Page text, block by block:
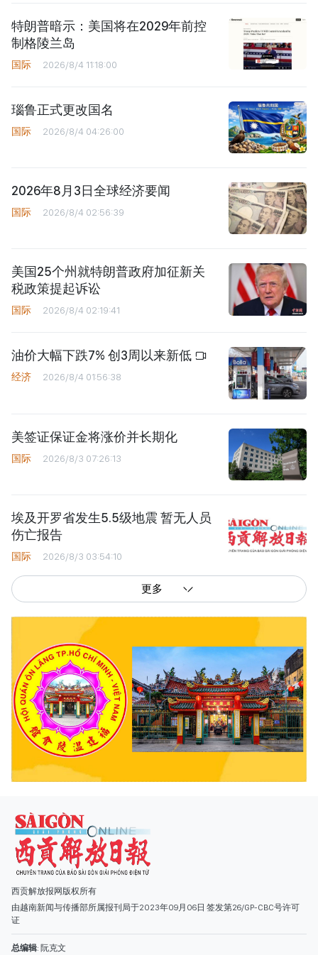
特朗普暗示：美国将在2029年前控
制格陵兰岛
国际 2026/8/4 11:18:00
瑙鲁正式更改国名
国际 2026/8/4 04:26:00
2026年8月3日全球经济要闻
国际 2026/8/4 02:56:39
美国25个州就特朗普政府加征新关
税政策提起诉讼
国际 2026/8/4 02:19:41
油价大幅下跌7% 创3周以来新低
经济 2026/8/4 01:56:38
美签证保证金将涨价并长期化
国际 2026/8/3 07:26:13
埃及开罗省发生5.5级地震 暂无人员
伤亡报告
国际 2026/8/3 03:54:10
更多
西贡解放报网版权所有
由越南新闻与传播部所属报刊局于2023年09月06日 签发第26/GP-CBC号许可
证
副总编辑: 阮玉英、范文长、裴氏红霜、张德义、范氏云英、杨文光、阮德显、
阮克强、陈嘉宝
主编: 阮玉英
社址: 胡志明市棋盘坊阮氏明开街432-434号
总台: (028) 39294091 - 转 060
热线: 096.558.1888
编辑部: (028) 39294092 - 转 060
电子信箱
广告部